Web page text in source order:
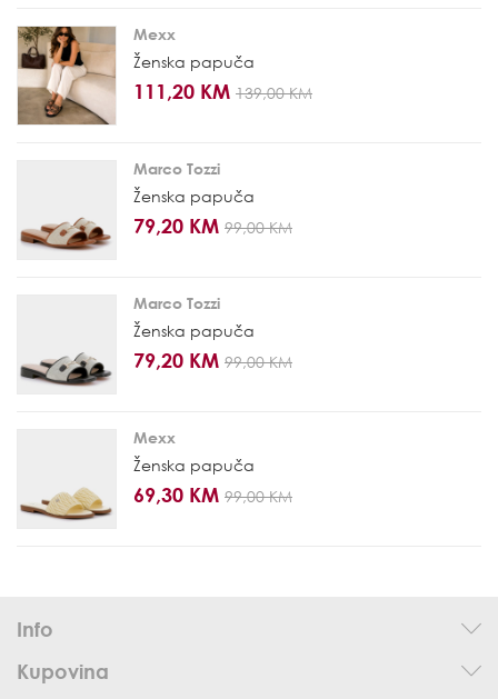
Mexx
Ženska papuča
111,20 KM 139,00 KM
Marco Tozzi
Ženska papuča
79,20 KM 99,00 KM
Marco Tozzi
Ženska papuča
79,20 KM 99,00 KM
Mexx
Ženska papuča
69,30 KM 99,00 KM
Info
Kupovina